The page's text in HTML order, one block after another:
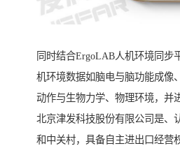
同时结合ErgoLAB人机环境同步
机环境数据如脑电与脑功能成像
动作与生物力学、物理环境，并
北京津发科技股份有限公司是、
和中关村，具备自主进出口经营